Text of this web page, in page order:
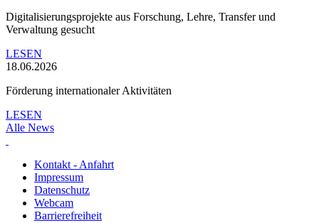
Digitalisierungsprojekte aus Forschung, Lehre, Transfer und
Verwaltung gesucht
LESEN
18.06.2026
Förderung internationaler Aktivitäten
LESEN
Alle News
Kontakt - Anfahrt
Impressum
Datenschutz
Webcam
Barrierefreiheit